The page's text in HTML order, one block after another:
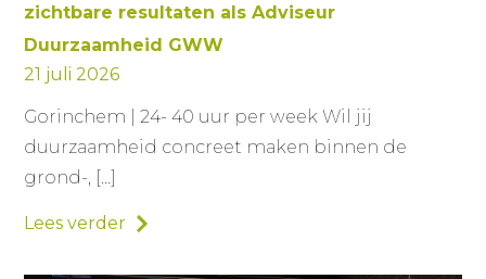
zichtbare resultaten als Adviseur
Duurzaamheid GWW
21 juli 2026
Gorinchem | 24- 40 uur per week Wil jij
duurzaamheid concreet maken binnen de
grond-, […]
Lees verder